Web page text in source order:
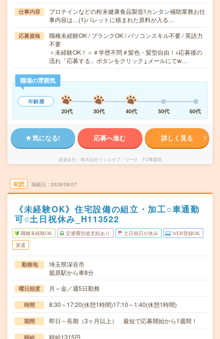
仕事内容
プロテインなどの粉末健康食品製造!!カンタン補助業務お仕
事内容は…(1)パレットに積まれた原料が入る…
応募資格
職種未経験OK / ブランクOK / パソコンスキル不要 / 英語力
不要
＜未経験OK！＞＃学歴不問＃髪色・髪型自由！○応募後の
流れ「応募する」ボタンをクリック↓メールにてw…
職場の雰囲気
年齢層
20代
30代 40代 50代 60代
気になる! 応募へ進む 詳しく見る
派遣会社 株式会社ウィルオブ・ワーク FO事業部
未読 掲載日 2026/08/07
《未経験OK》住宅設備の組立・加工○車通勤
可○土日祝休み_H113522
職種未経験OK 交通費別途支給あり 土日祝日が休み WEB登録OK
派遣
勤務地
埼玉県深谷市
籠原駅から車8分
曜日頻度 月～金／週5日勤務
時間 8:30～17:20(休憩1時間)17:10～1:40(休憩1時間)
期間 即日～長期（3ヶ月以上） 最短で応募開始から1週間！
時給 時給1315円